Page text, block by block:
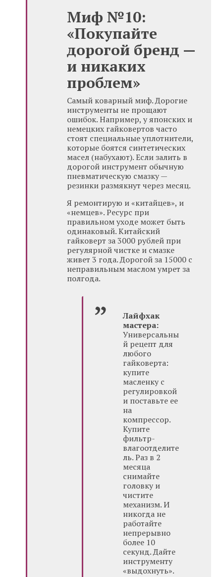
Миф №10:
«Покупайте
дорогой бренд —
и никаких
проблем»
Самый коварный миф. Дорогие
инструменты не прощают
ошибок. Например, у японских и
немецких гайковертов часто
стоят специальные уплотнители,
которые боятся синтетических
масел (набухают). Если залить в
дорогой инструмент обычную
пневматическую смазку —
резинки размякнут через месяц.
Я ремонтирую и «китайцев», и
«немцев». Ресурс при
правильном уходе может быть
одинаковый. Китайский
гайковерт за 3000 рублей при
регулярной чистке и смазке
живет 3 года. Дорогой за 15000 с
неправильным маслом умрет за
полгода.
Лайфхак
мастера:
Универсальны
й рецепт для
любого
гайковерта:
купите
масленку с
регулировкой
и поставьте ее
на
компрессор.
Купите
фильтр-
влагоотделите
ль. Раз в 2
месяца
снимайте
головку и
чистите
механизм. И
никогда не
работайте
непрерывно
более 10
секунд. Дайте
инструменту
«выдохнуть».